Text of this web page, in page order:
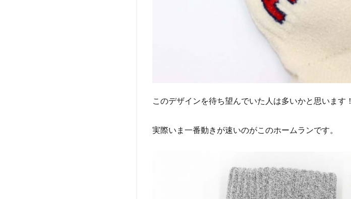
このデザインを待ち望んでいた人は多いかと思います！
実際いま一番動きが速いのがこのホームランです。